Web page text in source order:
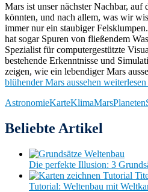
Mars ist unser nächster Nachbar, auf
könnten, und nach allem, was wir
immer nur ein staubiger
hat sogar Spuren von fließendem
Spezialist für computergestützte
bestehende Erkenntnisse und
zeigen, wie ein lebendiger Mars
blühender Mars aussehen weiterlesen
AstronomieKarteKlimaMarsPlaneten
Beliebte Artikel
Die perfekte Illusion: 3
Tutorial: Weltenbau mit